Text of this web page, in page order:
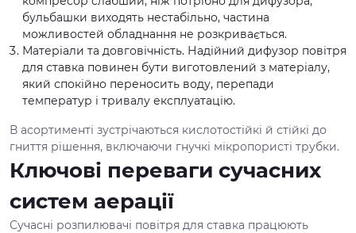
бульбашки виходять нестабільно, частина
можливостей обладнання не розкривається.
Матеріали та довговічність. Надійний дифузор повітря
для ставка повинен бути виготовлений з матеріалу,
який спокійно переносить воду, перепади
температур і тривалу експлуатацію.
В асортименті зустрічаються кислотостійкі й стійкі до
гниття рішення, включаючи гнучкі мікропористі трубки.
Ключові переваги сучасних
систем аерації
Сучасні розпилювачі повітря для ставка працюють